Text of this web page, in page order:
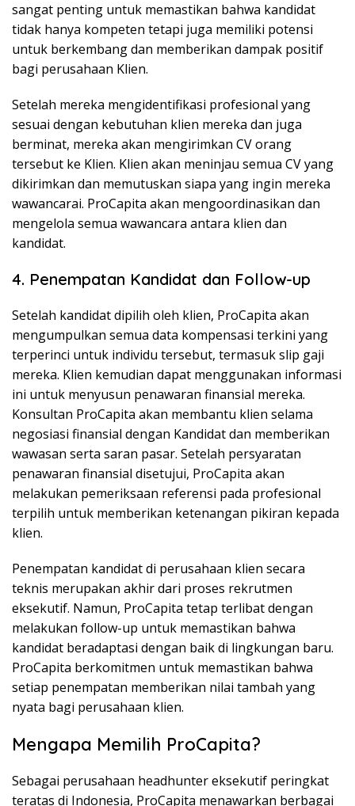
sangat penting untuk memastikan bahwa kandidat
tidak hanya kompeten tetapi juga memiliki potensi
untuk berkembang dan memberikan dampak positif
bagi perusahaan Klien.
Setelah mereka mengidentifikasi profesional yang
sesuai dengan kebutuhan klien mereka dan juga
berminat, mereka akan mengirimkan CV orang
tersebut ke Klien. Klien akan meninjau semua CV yang
dikirimkan dan memutuskan siapa yang ingin mereka
wawancarai. ProCapita akan mengoordinasikan dan
mengelola semua wawancara antara klien dan
kandidat.
4. Penempatan Kandidat dan Follow-up
Setelah kandidat dipilih oleh klien, ProCapita akan
mengumpulkan semua data kompensasi terkini yang
terperinci untuk individu tersebut, termasuk slip gaji
mereka. Klien kemudian dapat menggunakan informasi
ini untuk menyusun penawaran finansial mereka.
Konsultan ProCapita akan membantu klien selama
negosiasi finansial dengan Kandidat dan memberikan
wawasan serta saran pasar. Setelah persyaratan
penawaran finansial disetujui, ProCapita akan
melakukan pemeriksaan referensi pada profesional
terpilih untuk memberikan ketenangan pikiran kepada
klien.
Penempatan kandidat di perusahaan klien secara
teknis merupakan akhir dari proses rekrutmen
eksekutif. Namun, ProCapita tetap terlibat dengan
melakukan follow-up untuk memastikan bahwa
kandidat beradaptasi dengan baik di lingkungan baru.
ProCapita berkomitmen untuk memastikan bahwa
setiap penempatan memberikan nilai tambah yang
nyata bagi perusahaan klien.
Mengapa Memilih ProCapita?
Sebagai perusahaan headhunter eksekutif peringkat
teratas di Indonesia, ProCapita menawarkan berbagai